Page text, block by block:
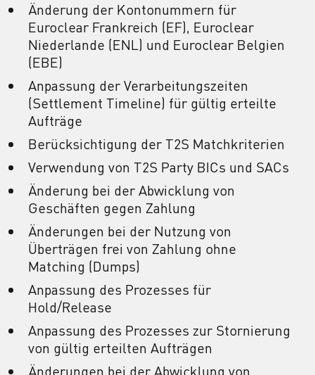
Änderung der Kontonummern für
Euroclear Frankreich (EF), Euroclear
Niederlande (ENL) und Euroclear Belgien
(EBE)
Anpassung der Verarbeitungszeiten
(Settlement Timeline) für gültig erteilte
Aufträge
Berücksichtigung der T2S Matchkriterien
Verwendung von T2S Party BICs und SACs
Änderung bei der Abwicklung von
Geschäften gegen Zahlung
Änderungen bei der Nutzung von
Überträgen frei von Zahlung ohne
Matching (Dumps)
Anpassung des Prozesses für
Hold/Release
Anpassung des Prozesses zur Stornierung
von gültig erteilten Aufträgen
Änderungen bei der Abwicklung von